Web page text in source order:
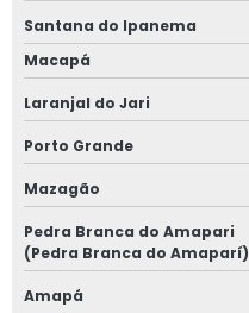
Santana do Ipanema
Macapá
Laranjal do Jari
Porto Grande
Mazagão
Pedra Branca do Amapari
(Pedra Branca do Amaparí)
Amapá